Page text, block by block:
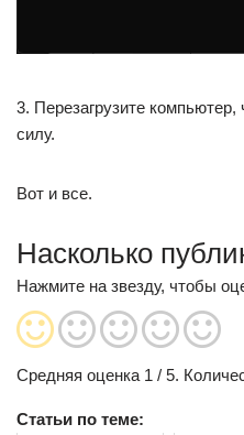
3. Перезагрузите
силу.
Вот и все.
Насколько
Нажмите на звезду, чтобы
Средняя оценка 1 / 5.
Статьи по теме: